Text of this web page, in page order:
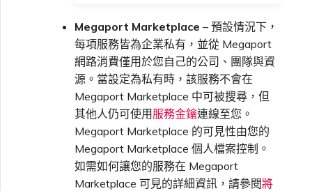
Megaport Marketplace – 預設情況下，
每項服務皆為企業私有，並從 Megaport
網路消費僅用於您自己的公司、團隊與資
源。當設定為私有時，該服務不會在
Megaport Marketplace 中可被搜尋，但
其他人仍可使用服務金鑰連線至您。
Megaport Marketplace 的可見性由您的
Megaport Marketplace 個人檔案控制。
如需如何讓您的服務在 Megaport
Marketplace 可見的詳細資訊，請參閱將